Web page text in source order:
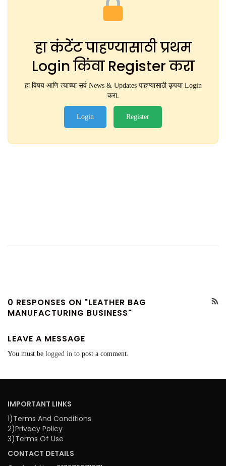
हा कंटेंट पाहण्यासाठी प्रथम
Login किंवा Register करा
हा विषय आणि त्याच्या सर्व News & Updates पाहण्यासाठी कृपया Login
करा.
Login Register
0 RESPONSES ON "LEATHER BAG
MANUFACTURING BUSINESS"
LEAVE A MESSAGE
You must be logged in to post a comment.
IMPORTANT LINKS
1)Terms And Conditions
2)Privacy Policy
3)Terms Of Use
CONTACT DETAILS